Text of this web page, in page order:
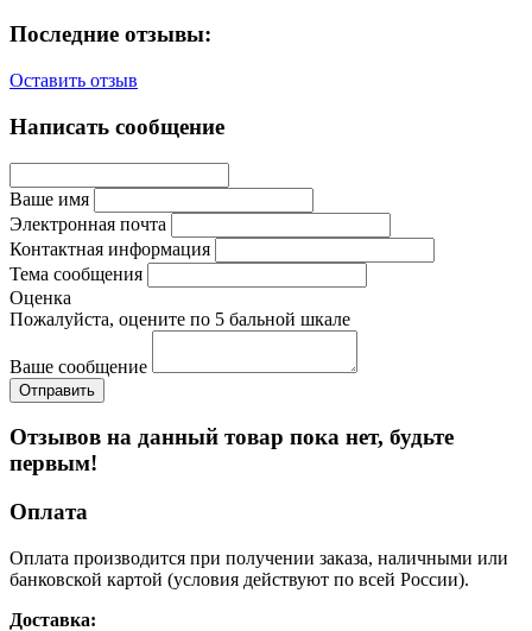
Последние отзывы:
Оставить отзыв
Написать сообщение
Ваше имя
Электронная почта
Контактная информация
Тема сообщения
Оценка
Пожалуйста, оцените по 5 бальной шкале
Ваше сообщение
Отзывов на данный товар пока нет, будьте
первым!
Оплата
Оплата производится при получении заказа, наличными или
банковской картой (условия действуют по всей России).
Доставка: